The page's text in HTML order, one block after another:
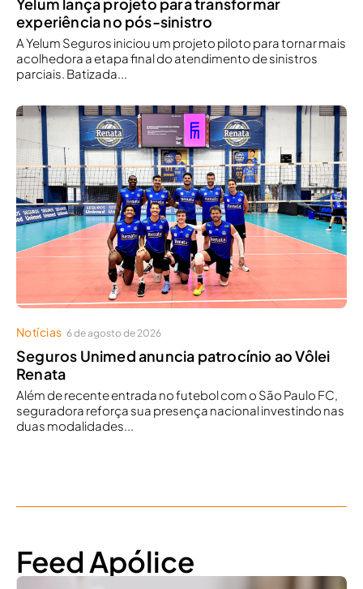
experiência no pós-sinistro
A Yelum Seguros iniciou um projeto piloto para tornar mais
acolhedora a etapa final do atendimento de sinistros
parciais. Batizada...
Notícias 6 de agosto de 2026
Seguros Unimed anuncia patrocínio ao Vôlei
Renata
Além de recente entrada no futebol com o São Paulo FC,
seguradora reforça sua presença nacional investindo nas
duas modalidades...
Feed Apólice